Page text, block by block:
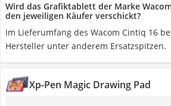
Wird das Grafiktablett der Marke
den jeweiligen Käufer verschickt?
Im Lieferumfang des Wacom Cintiq 16
Hersteller unter anderem Ersatzspitzen.
Xp-Pen Magic Drawing Pad